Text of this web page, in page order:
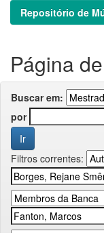
Repositório de
Página
Buscar em:
por
Filtros correntes: